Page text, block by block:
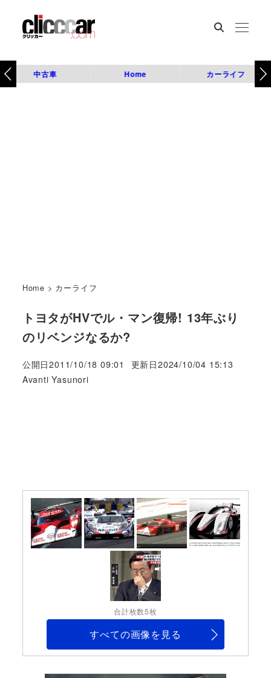
中古車 Home カーライフ
Home > カーライフ
トヨタがHVでル・マン復帰! 13年ぶり
のリベンジなるか?
公開日2011/10/18 09:01 更新日2024/10/04 15:13
著
Avanti Yasunori
合計枚数5枚
すべての画像を見る